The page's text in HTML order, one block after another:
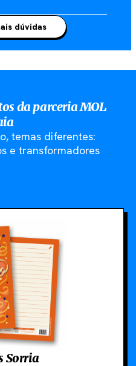
dúvidas
da parceria MOL
temas diferentes:
e transformadores
Sorria